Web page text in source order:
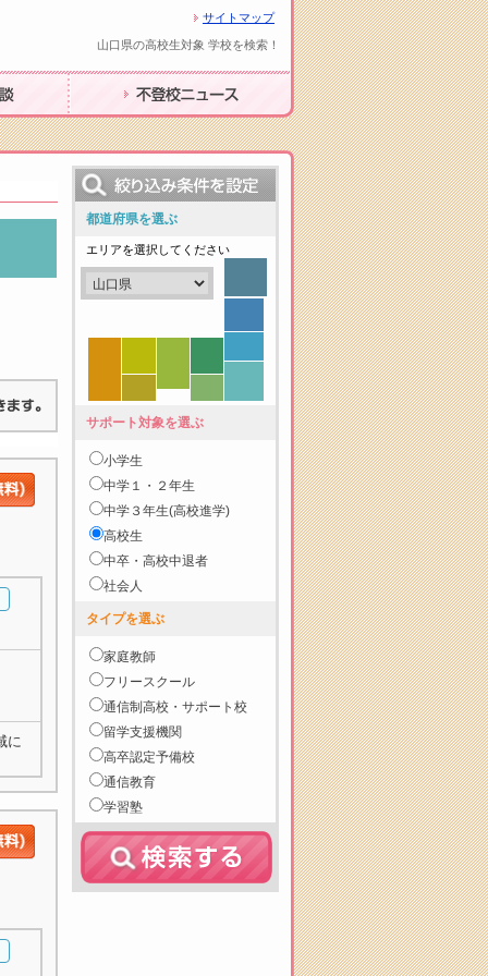
サイトマップ
山口県の高校生対象 学校を検索！
不登校ニュース
に
都道府県を選ぶ
エリアを選択してください
サポート対象を選ぶ
小学生
中学１・２年生
中学３年生(高校進学)
高校生
中卒・高校中退者
社会人
タイプを選ぶ
家庭教師
フリースクール
通信制高校・サポート校
留学支援機関
高卒認定予備校
通信教育
学習塾